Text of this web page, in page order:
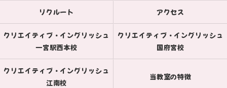
リクルート アクセス
クリエイティブ・イングリッシュ
一宮駅西本校
クリエイティブ・イングリッシュ
国府宮校
クリエイティブ・イングリッシュ
江南校
当教室の特徴